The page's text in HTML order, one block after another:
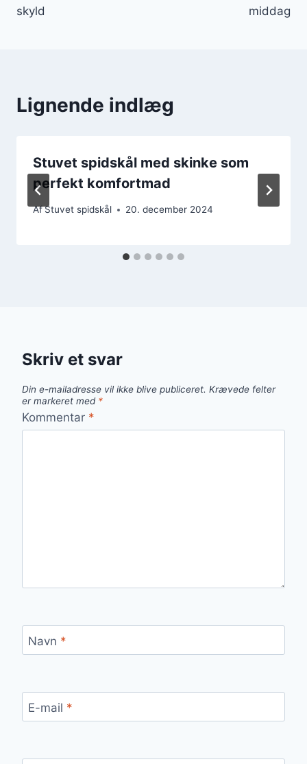
skyld
middag
Lignende indlæg
Stuvet spidskål med skinke som
perfekt komfortmad
AfStuvet spidskål 20. december 2024
Skriv et svar
Din e-mailadresse vil ikke blive publiceret. Krævede felter
er markeret med *
Kommentar *
Navn *
E-mail *